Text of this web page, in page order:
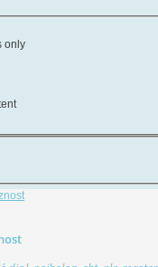
only